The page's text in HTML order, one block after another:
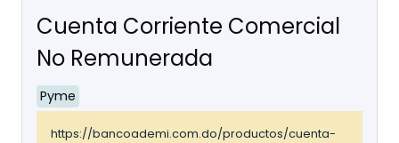
Cuenta Corriente Comercial
No Remunerada
Pyme
https://bancoademi.com.do/productos/cuenta-